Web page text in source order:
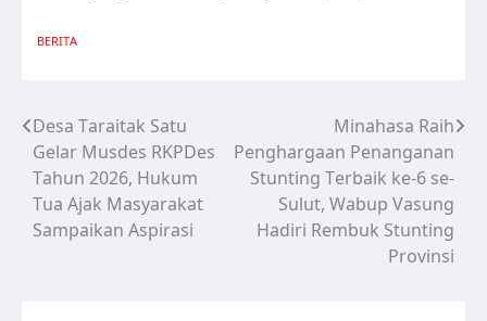
BERITA
Navigasi
pos
Desa Taraitak Satu
Gelar Musdes RKPDes
Tahun 2026, Hukum
Tua Ajak Masyarakat
Sampaikan Aspirasi
Minahasa Raih
Penghargaan Penanganan
Stunting Terbaik ke-6 se-
Sulut, Wabup Vasung
Hadiri Rembuk Stunting
Provinsi